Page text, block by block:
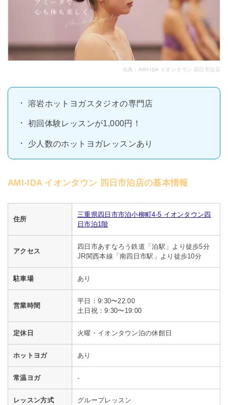
出典： AMI-IDA イオンタウン 四日市泊店
溶岩ホットヨガスタジオの専門店
初回体験レッスンが1,000円！
少人数のホットヨガレッスンあり
AMI-IDA イオンタウン 四日市泊店の基本情報
住所
三重県四日市市泊小柳町4-5 イオンタウン四
日市泊1階
アクセス
四日市あすなろう鉄道「泊駅」より徒歩5分
JR関西本線「南四日市駅」より徒歩10分
駐車場 あり
営業時間
平日：9:30〜22:00
土日祝：9:30〜19:00
定休日 火曜・イオンタウン泊の休館日
ホットヨガ あり
常温ヨガ -
レッスン方式 グループレッスン